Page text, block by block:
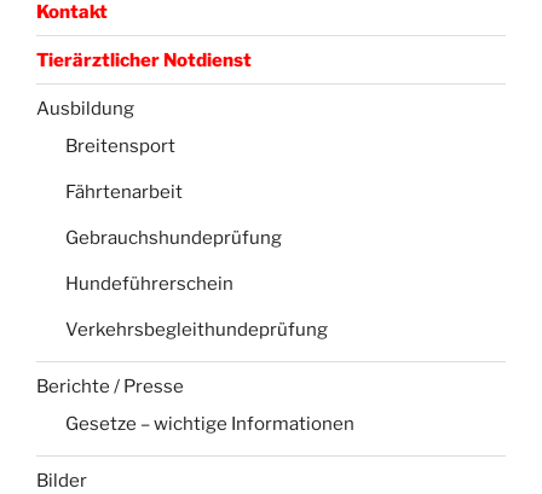
Kontakt
Tierärztlicher Notdienst
Ausbildung
Breitensport
Fährtenarbeit
Gebrauchshundeprüfung
Hundeführerschein
Verkehrsbegleithundeprüfung
Berichte / Presse
Gesetze – wichtige Informationen
Bilder